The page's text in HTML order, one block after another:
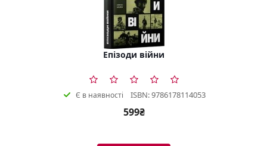
Епізоди війни
Є в наявності ISBN: 9786178114053
599₴